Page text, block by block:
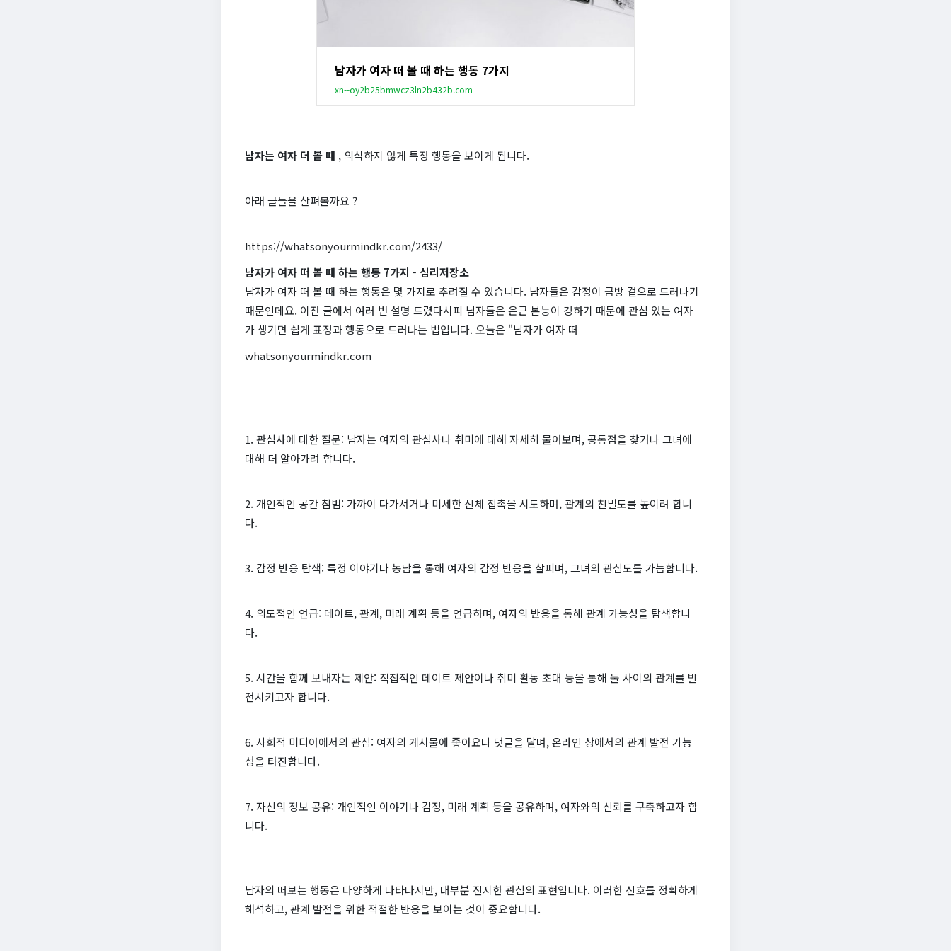
남자가 여자 떠 볼 때 하는 행동 7가지
xn--oy2b25bmwcz3ln2b432b.com
남자는 여자 더 볼 때 , 의식하지 않게 특정 행동을 보이게 됩니다.
아래 글들을 살펴볼까요 ?
https://whatsonyourmindkr.com/2433/
남자가 여자 떠 볼 때 하는 행동 7가지 - 심리저장소
남자가 여자 떠 볼 때 하는 행동은 몇 가지로 추려질 수 있습니다. 남자들은 감정이 금방 겉으로 드러나기
때문인데요. 이전 글에서 여러 번 설명 드렸다시피 남자들은 은근 본능이 강하기 때문에 관심 있는 여자
가 생기면 쉽게 표정과 행동으로 드러나는 법입니다. 오늘은 "남자가 여자 떠
whatsonyourmindkr.com
1. 관심사에 대한 질문: 남자는 여자의 관심사나 취미에 대해 자세히 물어보며, 공통점을 찾거나 그녀에
대해 더 알아가려 합니다.
2. 개인적인 공간 침범: 가까이 다가서거나 미세한 신체 접촉을 시도하며, 관계의 친밀도를 높이려 합니
다.
3. 감정 반응 탐색: 특정 이야기나 농담을 통해 여자의 감정 반응을 살피며, 그녀의 관심도를 가늠합니다.
4. 의도적인 언급: 데이트, 관계, 미래 계획 등을 언급하며, 여자의 반응을 통해 관계 가능성을 탐색합니
다.
5. 시간을 함께 보내자는 제안: 직접적인 데이트 제안이나 취미 활동 초대 등을 통해 둘 사이의 관계를 발
전시키고자 합니다.
6. 사회적 미디어에서의 관심: 여자의 게시물에 좋아요나 댓글을 달며, 온라인 상에서의 관계 발전 가능
성을 타진합니다.
7. 자신의 정보 공유: 개인적인 이야기나 감정, 미래 계획 등을 공유하며, 여자와의 신뢰를 구축하고자 합
니다.
남자의 떠보는 행동은 다양하게 나타나지만, 대부분 진지한 관심의 표현입니다. 이러한 신호를 정확하게
해석하고, 관계 발전을 위한 적절한 반응을 보이는 것이 중요합니다.